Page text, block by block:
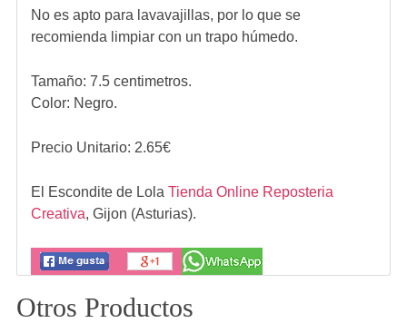
No es apto para lavavajillas, por lo que se
recomienda limpiar con un trapo húmedo.
Tamaño: 7.5 centimetros.
Color: Negro.
Precio Unitario: 2.65€
El Escondite de Lola Tienda Online Reposteria
Creativa, Gijon (Asturias).
Otros Productos